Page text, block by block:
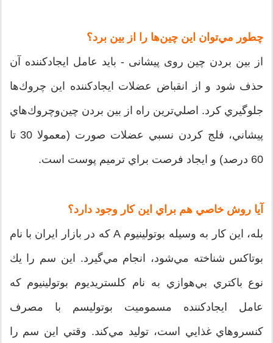
چطور مي‌توان اين چين‌ها را از بين برد؟
از بین بردن چین روی پیشانی - بايد عامل ايجاد‌كننده آن
حذف شود و از انقباض عضلات ايجاد‌كننده اين چروك‌ها
جلوگيري كرد. اصلي‌ترين راه از بين بردن چين‌وچروك‌هاي
پيشاني، فلج كردن نسبي عضلات صورت (معمولا 30 تا
60 درصد) و ايجاد فرصت براي ترميم پوست است.
آيا روش خاصي هم براي اين كار وجود دارد؟
بله، اين كار به وسيله بوتولينيوم A كه در بازار ايران با نام
بوتاكس شناخته مي‌شود، انجام مي‌گيرد. اين سم را يك
نوع باكتري بي‌هوازي به نام كلستريديوم بوتولينيوم كه
عامل ايجاد‌كننده مسموميت بوتوليسم با مصرف
كنسروهاي غذايي است، توليد مي‌كند. وقتي اين سم را